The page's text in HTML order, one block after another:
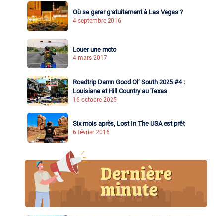
Où se garer gratuitement à Las Vegas ?
4 septembre 2016
Louer une moto
4 mars 2017
Roadtrip Damn Good Ol’ South 2025 #4 :
Louisiane et Hill Country au Texas
16 octobre 2025
Six mois après, Lost In The USA est prêt
6 février 2016